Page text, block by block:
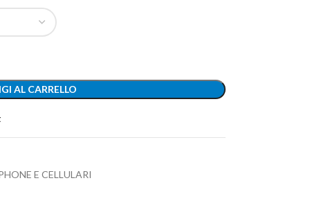
AL CARRELLO
E CELLULARI